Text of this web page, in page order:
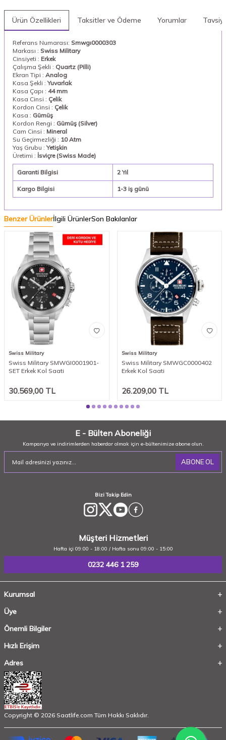
Ürün Özellikleri Taksitler ve Ödeme Yorumlar
Referans Numarası: Smwgı0000303
Markası : Swiss Military
Cinsiyeti : Erkek
Çalışma Şekli : Quartz (Pilli)
Ekran Tipi : Analog
Kasa Şekli :Yuvarlak
Kasa Çapı : 44 mm
Kasa Cinsi : Çelik
Kordon Cinsi : Çelik
Kasa : Gümüş
Kordon Rengi : Gümüş (Silver)
Cam Cinsi : Mineral
Su Geçirmezliği : 10 Atm
Yaş Grubu :Yetişkin
Üretimi : İsviçre (Swiss Made)
Garanti Bilgisi 2 Yıl
Kargo Bilgisi 1-3 iş günü
Benzer Ürünlerİlgili ÜrünlerSon Bakılanlar
Swiss Military
Swiss Military SMWGI0001901-
SET Erkek Kol Saati
30.569,00 TL
Swiss Military
Swiss Military SMWGC0000402
Erkek Kol Saati
26.209,00TL
E - Bülten Aboneliği
Kampanya ve indirimlerden haberdar olmak için e-bültenimize abone olun.
ABONE OL
Bizi Takip Edin
Müşteri Hizmetleri
Hafta içi 09:00 - 18:00 / Hafta sonu 09:00 - 15:00
0232 446 1 259
Kurumsal
Üye
Önemli Bilgiler
Hızlı Erişim
Adres
Copyright © 2026 Saatlife.com Tüm Hakkı Saklıdır.